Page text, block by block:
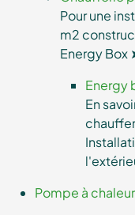
Pour une
m2
Energy Box
Energy
En
Pompe à chaleur